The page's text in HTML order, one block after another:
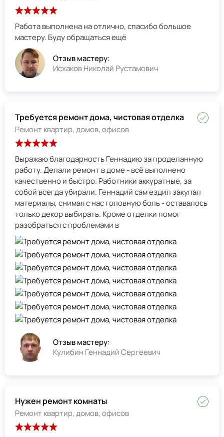
Работа выполнена на отлично, спасибо большое
мастеру. Буду обращаться ещё
Отзыв мастеру:
Исхаков Николай Рустамович
Требуется ремонт дома, чистовая отделка
Ремонт квартир, домов, офисов
Выражаю благодарность Геннадию за проделанную
работу. Делали ремонт в доме - всё выполнено
качественно и быстро. Работники аккуратные, за
собой всегда убирали. Геннадий сам ездил закупал
материалы, снимая с нас головную боль - оставалось
только декор выбирать. Кроме отделки помог
разобраться с проблемами в
Отзыв мастеру:
Кулибин Геннадий Сергеевич
Нужен ремонт комнаты
Ремонт квартир, домов, офисов